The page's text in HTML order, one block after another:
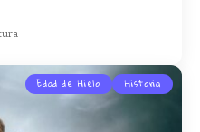
Edad de Hielo Historia